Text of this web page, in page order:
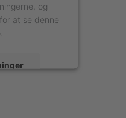
og
at se denne